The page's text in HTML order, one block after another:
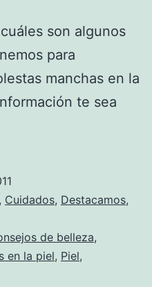
son algunos
para
manchas en la
te sea
, Cuidados, Destacamos,
de belleza,
en la piel, Piel,